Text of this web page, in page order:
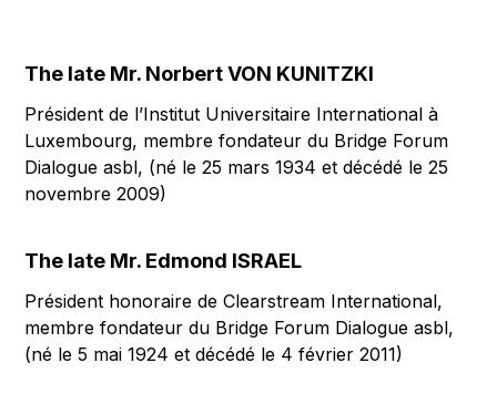
The late Mr. Norbert VON KUNITZKI
Président de l’Institut Universitaire International à
Luxembourg, membre fondateur du Bridge Forum
Dialogue asbl, (né le 25 mars 1934 et décédé le 25
novembre 2009)
The late Mr. Edmond ISRAEL
Président honoraire de Clearstream International,
membre fondateur du Bridge Forum Dialogue asbl,
(né le 5 mai 1924 et décédé le 4 février 2011)